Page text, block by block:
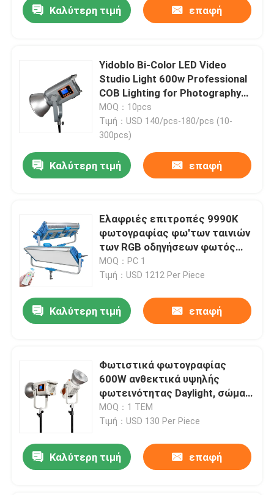
Καλύτερη τιμή επαφή
Yidoblo Bi-Color LED Video
Studio Light 600w Professional
COB Lighting for Photography
Film Video and Broadcast Studio
MOQ：10pcs
Τιμή：USD 140/pcs-180/pcs (10-
300pcs)
Καλύτερη τιμή επαφή
Ελαφριές επιτροπές 9990K
φωτογραφίας φω'των ταινιών
των RGB οδηγήσεων φωτός
της ημέρας 600W με το
ΠΉΚΤΩΜΑ FX
MOQ：PC 1
Τιμή：USD 1212 Per Piece
Καλύτερη τιμή επαφή
Φωτιστικά φωτογραφίας
600W ανθεκτικά υψηλής
φωτεινότητας Daylight, σώμα
από κράμα αλουμινίου ZR-
600BI
MOQ：1 ΤΕΜ
Τιμή：USD 130 Per Piece
Καλύτερη τιμή επαφή